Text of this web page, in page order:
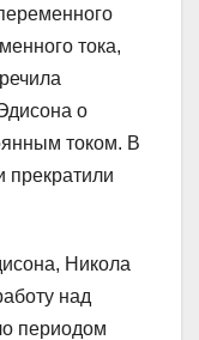
тока,
о
током. В
прекратили
Никола
над
периодом